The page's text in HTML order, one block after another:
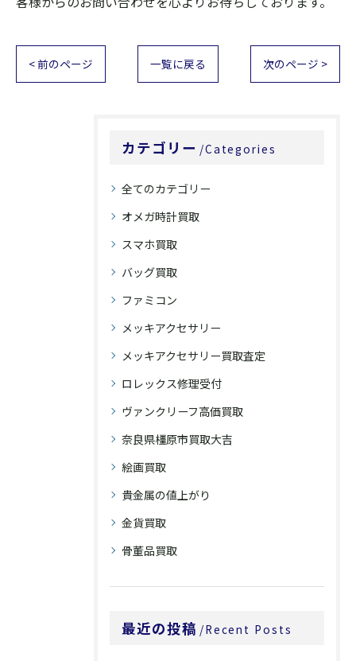
< 前のページ 一覧に戻る 次のページ >
カテゴリー Categories
全てのカテゴリー
オメガ時計買取
スマホ買取
バッグ買取
ファミコン
メッキアクセサリー
メッキアクセサリー買取査定
ロレックス修理受付
ヴァンクリーフ高価買取
奈良県橿原市買取大吉
絵画買取
貴金属の値上がり
金貨買取
骨董品買取
最近の投稿 Recent Posts